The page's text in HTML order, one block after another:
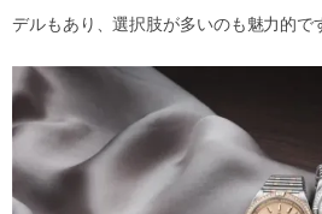
デルもあり、選択肢が多いのも魅力的で